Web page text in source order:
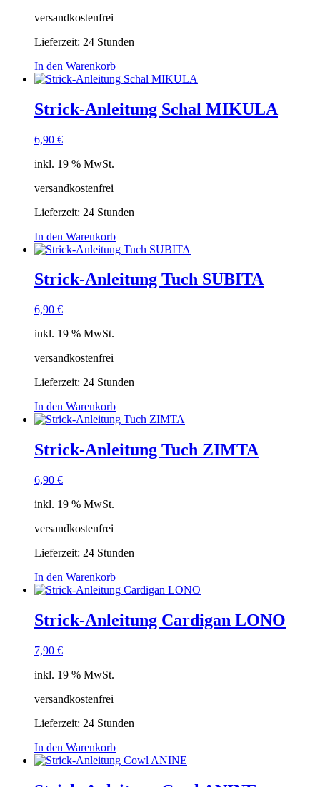
versandkostenfrei
Lieferzeit: 24 Stunden
In den Warenkorb
Strick-Anleitung Schal MIKULA
6,90 €
inkl. 19 % MwSt.
versandkostenfrei
Lieferzeit: 24 Stunden
In den Warenkorb
Strick-Anleitung Tuch SUBITA
6,90 €
inkl. 19 % MwSt.
versandkostenfrei
Lieferzeit: 24 Stunden
In den Warenkorb
Strick-Anleitung Tuch ZIMTA
6,90 €
inkl. 19 % MwSt.
versandkostenfrei
Lieferzeit: 24 Stunden
In den Warenkorb
Strick-Anleitung Cardigan LONO
7,90 €
inkl. 19 % MwSt.
versandkostenfrei
Lieferzeit: 24 Stunden
In den Warenkorb